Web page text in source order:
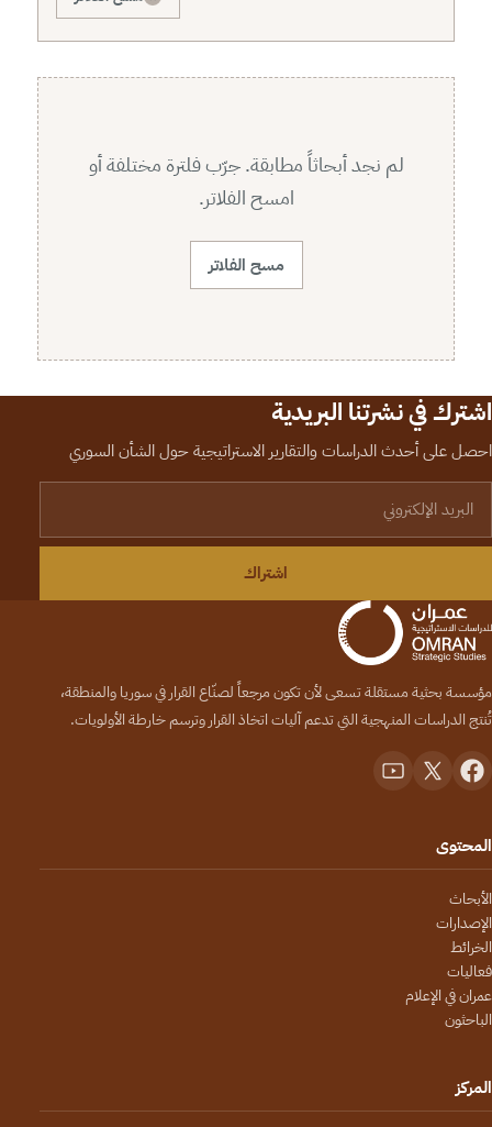
لم نجد أبحاثاً مطابقة. جرّب فلترة مختلفة أو
امسح الفلاتر.
مسح الفلاتر
اشترك في نشرتنا البريدية
احصل على أحدث الدراسات والتقارير الاستراتيجية حول الشأن السوري
اشتراك
مؤسسة بحثية مستقلة تسعى لأن تكون مرجعاً لصنّاع القرار في سوريا والمنطقة،
تُنتج الدراسات المنهجية التي تدعم آليات اتخاذ القرار وترسم خارطة الأولويات.
المحتوى
الأبحاث
الإصدارات
الخرائط
فعاليات
عمران في الإعلام
الباحثون
المركز